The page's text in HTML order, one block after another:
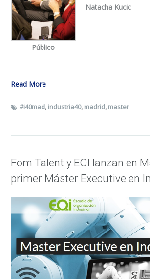
Público
Natacha Kucic
Read More
#i40mad, industria40, madrid, master
Fom Talent y EOI lanzan en
primer Máster Executive en